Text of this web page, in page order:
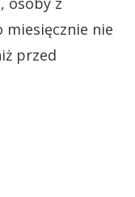
miesięcznie nie
przed